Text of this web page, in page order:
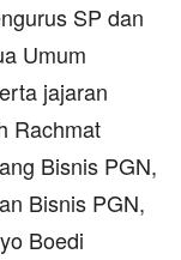
SP dan
Umum
jajaran
Rachmat
Bisnis PGN,
Bisnis PGN,
Boedi